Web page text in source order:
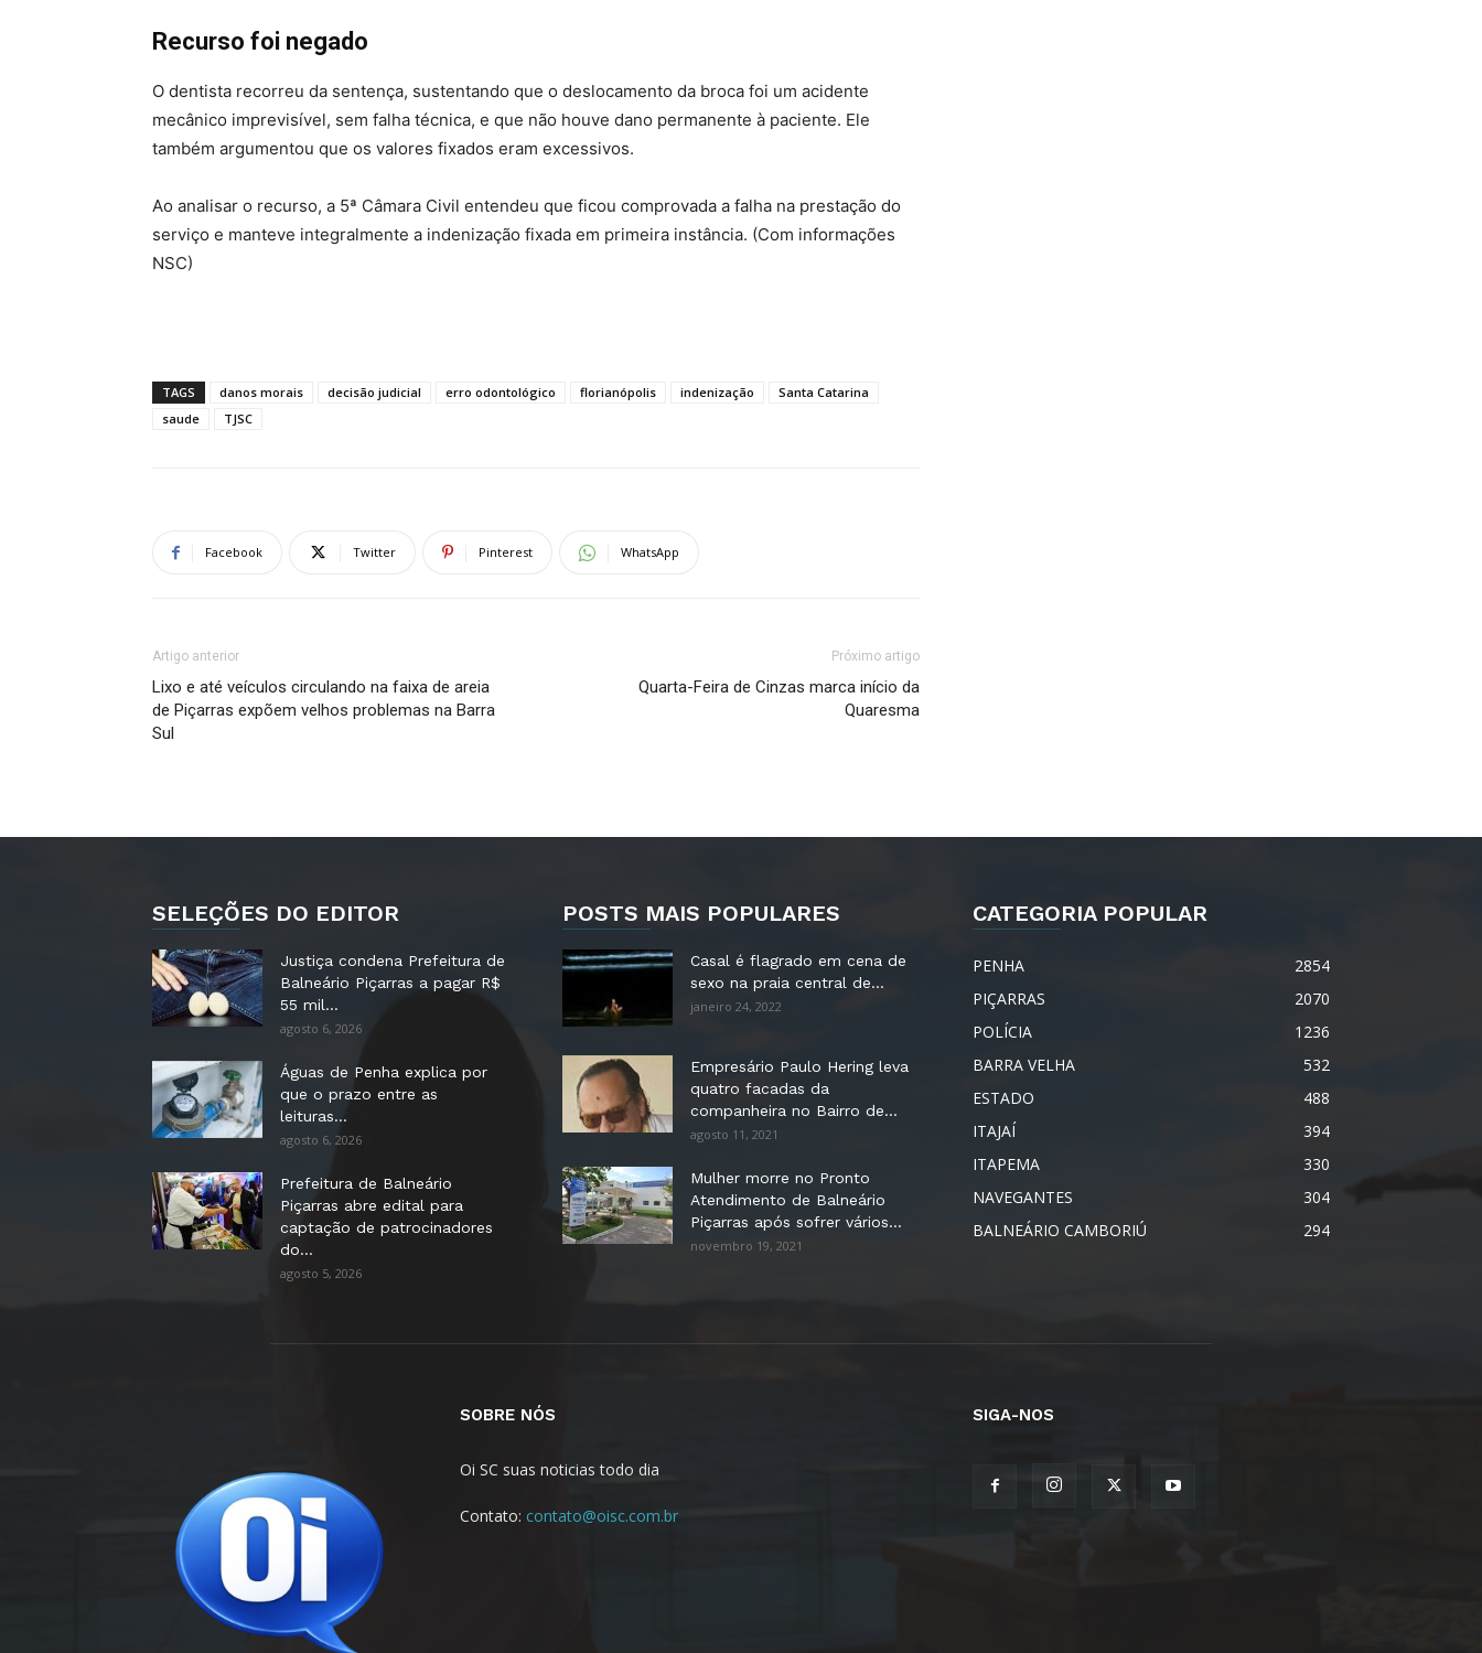
Recurso foi negado
O dentista recorreu da sentença, sustentando que o deslocamento da broca foi um acidente
mecânico imprevisível, sem falha técnica, e que não houve dano permanente à paciente. Ele
também argumentou que os valores fixados eram excessivos.
Ao analisar o recurso, a 5ª Câmara Civil entendeu que ficou comprovada a falha na prestação do
serviço e manteve integralmente a indenização fixada em primeira instância. (Com informações
NSC)
TAGS danos morais decisão judicial erro odontológico florianópolis indenização
Santa Catarina
saude
TJSC
Facebook Twitter Pinterest WhatsApp
Artigo anterior
Lixo e até veículos circulando na faixa de areia
de Piçarras expõem velhos problemas na Barra
Sul
Próximo artigo
Quarta-Feira de Cinzas marca início da
Quaresma
SELEÇÕES DO EDITOR
Justiça condena Prefeitura de
Balneário Piçarras a pagar R$
55 mil...
agosto 6, 2026
Águas de Penha explica por
que o prazo entre as
leituras...
agosto 6, 2026
Prefeitura de Balneário
Piçarras abre edital para
captação de patrocinadores
do...
agosto 5, 2026
POSTS MAIS POPULARES
Casal é flagrado em cena de
sexo na praia central de...
janeiro 24, 2022
Empresário Paulo Hering leva
quatro facadas da
companheira no Bairro de...
agosto 11, 2021
Mulher morre no Pronto
Atendimento de Balneário
Piçarras após sofrer vários...
novembro 19, 2021
CATEGORIA POPULAR
PENHA
2854
PIÇARRAS
2070
POLÍCIA
1236
BARRA VELHA
532
ESTADO
488
ITAJAÍ
394
ITAPEMA
330
NAVEGANTES
304
BALNEÁRIO CAMBORIÚ
294
SOBRE NÓS
Oi SC suas noticias todo dia
Contato: contato@oisc.com.br
SIGA-NOS